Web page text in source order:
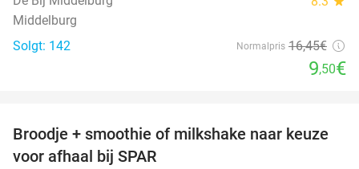
Middelburg
Solgt: 142
Normalpris 16,45€
9,50€
36%
Broodje + smoothie of milkshake naar keuze
voor afhaal bij SPAR